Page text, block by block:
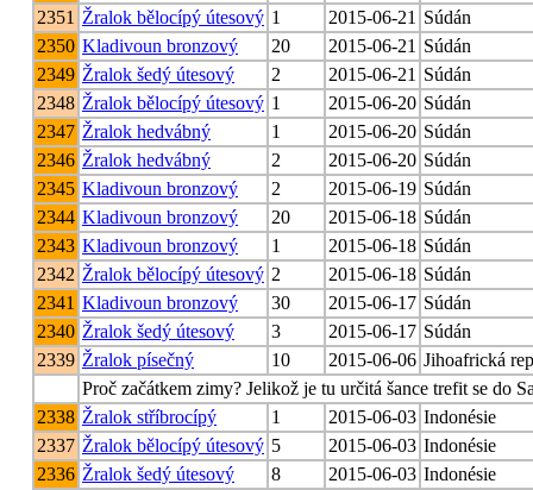
2351 Žralok bělocípý útesový 1 2015-06-21 Súdán
2350 Kladivoun bronzový 20 2015-06-21 Súdán
2349 Žralok šedý útesový 2 2015-06-21 Súdán
2348 Žralok bělocípý útesový 1 2015-06-20 Súdán
2347 Žralok hedvábný 1 2015-06-20 Súdán
2346 Žralok hedvábný 2 2015-06-20 Súdán
2345 Kladivoun bronzový 2 2015-06-19 Súdán
2344 Kladivoun bronzový 20 2015-06-18 Súdán
2343 Kladivoun bronzový 1 2015-06-18 Súdán
2342 Žralok bělocípý útesový 2 2015-06-18 Súdán
2341 Kladivoun bronzový 30 2015-06-17 Súdán
2340 Žralok šedý útesový 3 2015-06-17 Súdán
2339 Žralok písečný 10 2015-06-06 Jihoafrická
Proč začátkem zimy? Jelikož je tu určitá šance trefit se do
2338 Žralok stříbrocípý 1 2015-06-03 Indonésie
2337 Žralok bělocípý útesový 5 2015-06-03 Indonésie
2336 Žralok šedý útesový 8 2015-06-03 Indonésie